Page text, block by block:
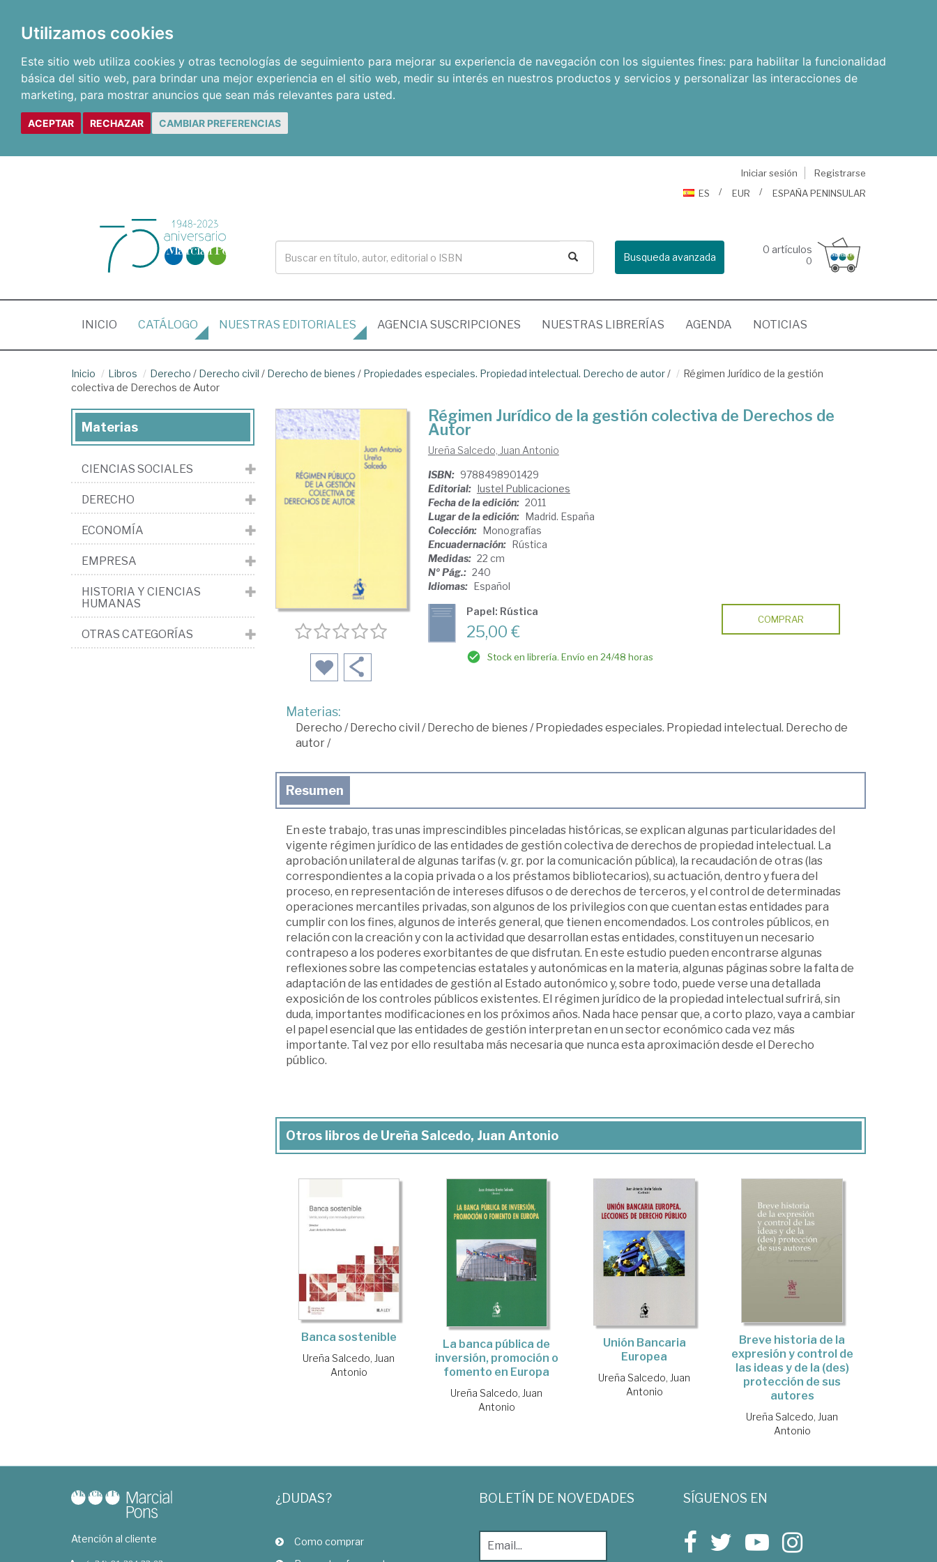
Utilizamos cookies
Este sitio web utiliza cookies y otras tecnologías de seguimiento para mejorar su experiencia de navegación con los siguientes fines: para habilitar la funcionalidad
básica del sitio web, para brindar una mejor experiencia en el sitio web, medir su interés en nuestros productos y servicios y personalizar las interacciones de
marketing, para mostrar anuncios que sean más relevantes para usted.
ACEPTAR RECHAZAR CAMBIAR PREFERENCIAS
Iniciar sesión
Registrarse
ES
EUR ESPAÑA PENINSULAR
Busqueda avanzada
0 artículos
0
INICIO (CURRENT)
CATÁLOGO NUESTRAS EDITORIALES AGENCIA SUSCRIPCIONES NUESTRAS LIBRERÍAS AGENDA NOTICIAS
Inicio Libros Derecho / Derecho civil / Derecho de bienes / Propiedades especiales. Propiedad intelectual. Derecho de autor/
Régimen Jurídico de la gestión
colectiva de Derechos de Autor
Régimen Jurídico de la gestión colectiva de Derechos de
Autor
Ureña Salcedo, Juan Antonio
ISBN: 9788498901429
Editorial: Iustel Publicaciones
Fecha de la edición: 2011
Lugar de la edición: Madrid. España
Colección: Monografías
Encuadernación: Rústica
Medidas: 22 cm
Nº Pág.: 240
Idiomas: Español
Papel: Rústica
25,00 €
Stock en librería. Envío en 24/48 horas
COMPRAR
Materias:
Derecho /Derecho civil /Derecho de bienes/Propiedades especiales. Propiedad intelectual. Derecho de
autor/
Resumen
En este trabajo, tras unas imprescindibles pinceladas históricas, se explican algunas particularidades del
vigente régimen jurídico de las entidades de gestión colectiva de derechos de propiedad intelectual. La
aprobación unilateral de algunas tarifas (v. gr. por la comunicación pública), la recaudación de otras (las
correspondientes a la copia privada o a los préstamos bibliotecarios), su actuación, dentro y fuera del
proceso, en representación de intereses difusos o de derechos de terceros, y el control de determinadas
operaciones mercantiles privadas, son algunos de los privilegios con que cuentan estas entidades para
cumplir con los fines, algunos de interés general, que tienen encomendados. Los controles públicos, en
relación con la creación y con la actividad que desarrollan estas entidades, constituyen un necesario
contrapeso a los poderes exorbitantes de que disfrutan. En este estudio pueden encontrarse algunas
reflexiones sobre las competencias estatales y autonómicas en la materia, algunas páginas sobre la falta de
adaptación de las entidades de gestión al Estado autonómico y, sobre todo, puede verse una detallada
exposición de los controles públicos existentes. El régimen jurídico de la propiedad intelectual sufrirá, sin
duda, importantes modificaciones en los próximos años. Nada hace pensar que, a corto plazo, vaya a cambiar
el papel esencial que las entidades de gestión interpretan en un sector económico cada vez más
importante. Tal vez por ello resultaba más necesaria que nunca esta aproximación desde el Derecho
público.
Otros libros de Ureña Salcedo, Juan Antonio
Banca sostenible
Ureña Salcedo, Juan
Antonio
La banca pública de
inversión, promoción o
fomento en Europa
Ureña Salcedo, Juan
Antonio
Unión Bancaria
Europea
Ureña Salcedo, Juan
Antonio
Breve historia de la
expresión y control de
las ideas y de la (des)
protección de sus
autores
Ureña Salcedo, Juan
Antonio
Materias
CIENCIAS SOCIALES
DERECHO
ECONOMÍA
EMPRESA
HISTORIA Y CIENCIAS
HUMANAS
OTRAS CATEGORÍAS
Atención al cliente
¿DUDAS?
Como comprar
BOLETÍN DE NOVEDADES SÍGUENOS EN